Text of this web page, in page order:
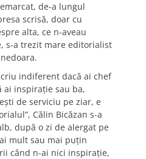
de-a lungul
scrisă, doar cu
alta, ce n-aveau
s-a trezit mare editorialist
indiferent dacă ai chef
ai inspiraţie sau ba,
de serviciu pe ziar, e
Călin Bicăzan s-a
după o zi de alergat pe
mult sau mai puţin
când n-ai nici inspiraţie,